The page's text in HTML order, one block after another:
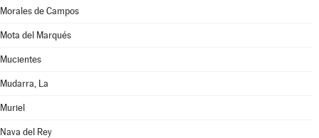
Morales de Campos
Mota del Marqués
Mucientes
Mudarra, La
Muriel
Nava del Rey